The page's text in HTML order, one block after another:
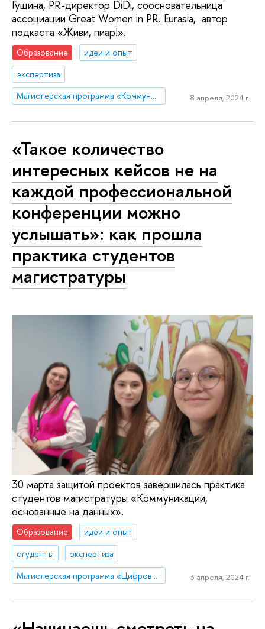
Гущина, PR-директор DiDi, соосновательница
ассоциации Great Women in PR. Eurasia, автор
подкаста «Живи, пиар!».
Образование
идеи и опыт
экспертиза
Магистерская программа «Коммуникации в государственных структурах и НКО»
8 апреля, 2024 г.
«Такое количество
интересных кейсов не на
каждой профессиональной
конференции можно
услышать»: как прошла
практика студентов
магистратуры
30 марта защитой проектов завершилась практика
студентов магистратуры «Коммуникации,
основанные на данных».
Образование
идеи и опыт
студенты
экспертиза
Магистерская программа «Цифровые коммуникации и продуктовая аналитика»
3 апреля, 2024 г.